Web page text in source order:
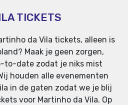
TICKETS
da Vila tickets, alleen is
Maak je geen zorgen,
to-date zodat je niks mist
houden alle evenementen
in de gaten zodat we je blij
voor Martinho da Vila. Op